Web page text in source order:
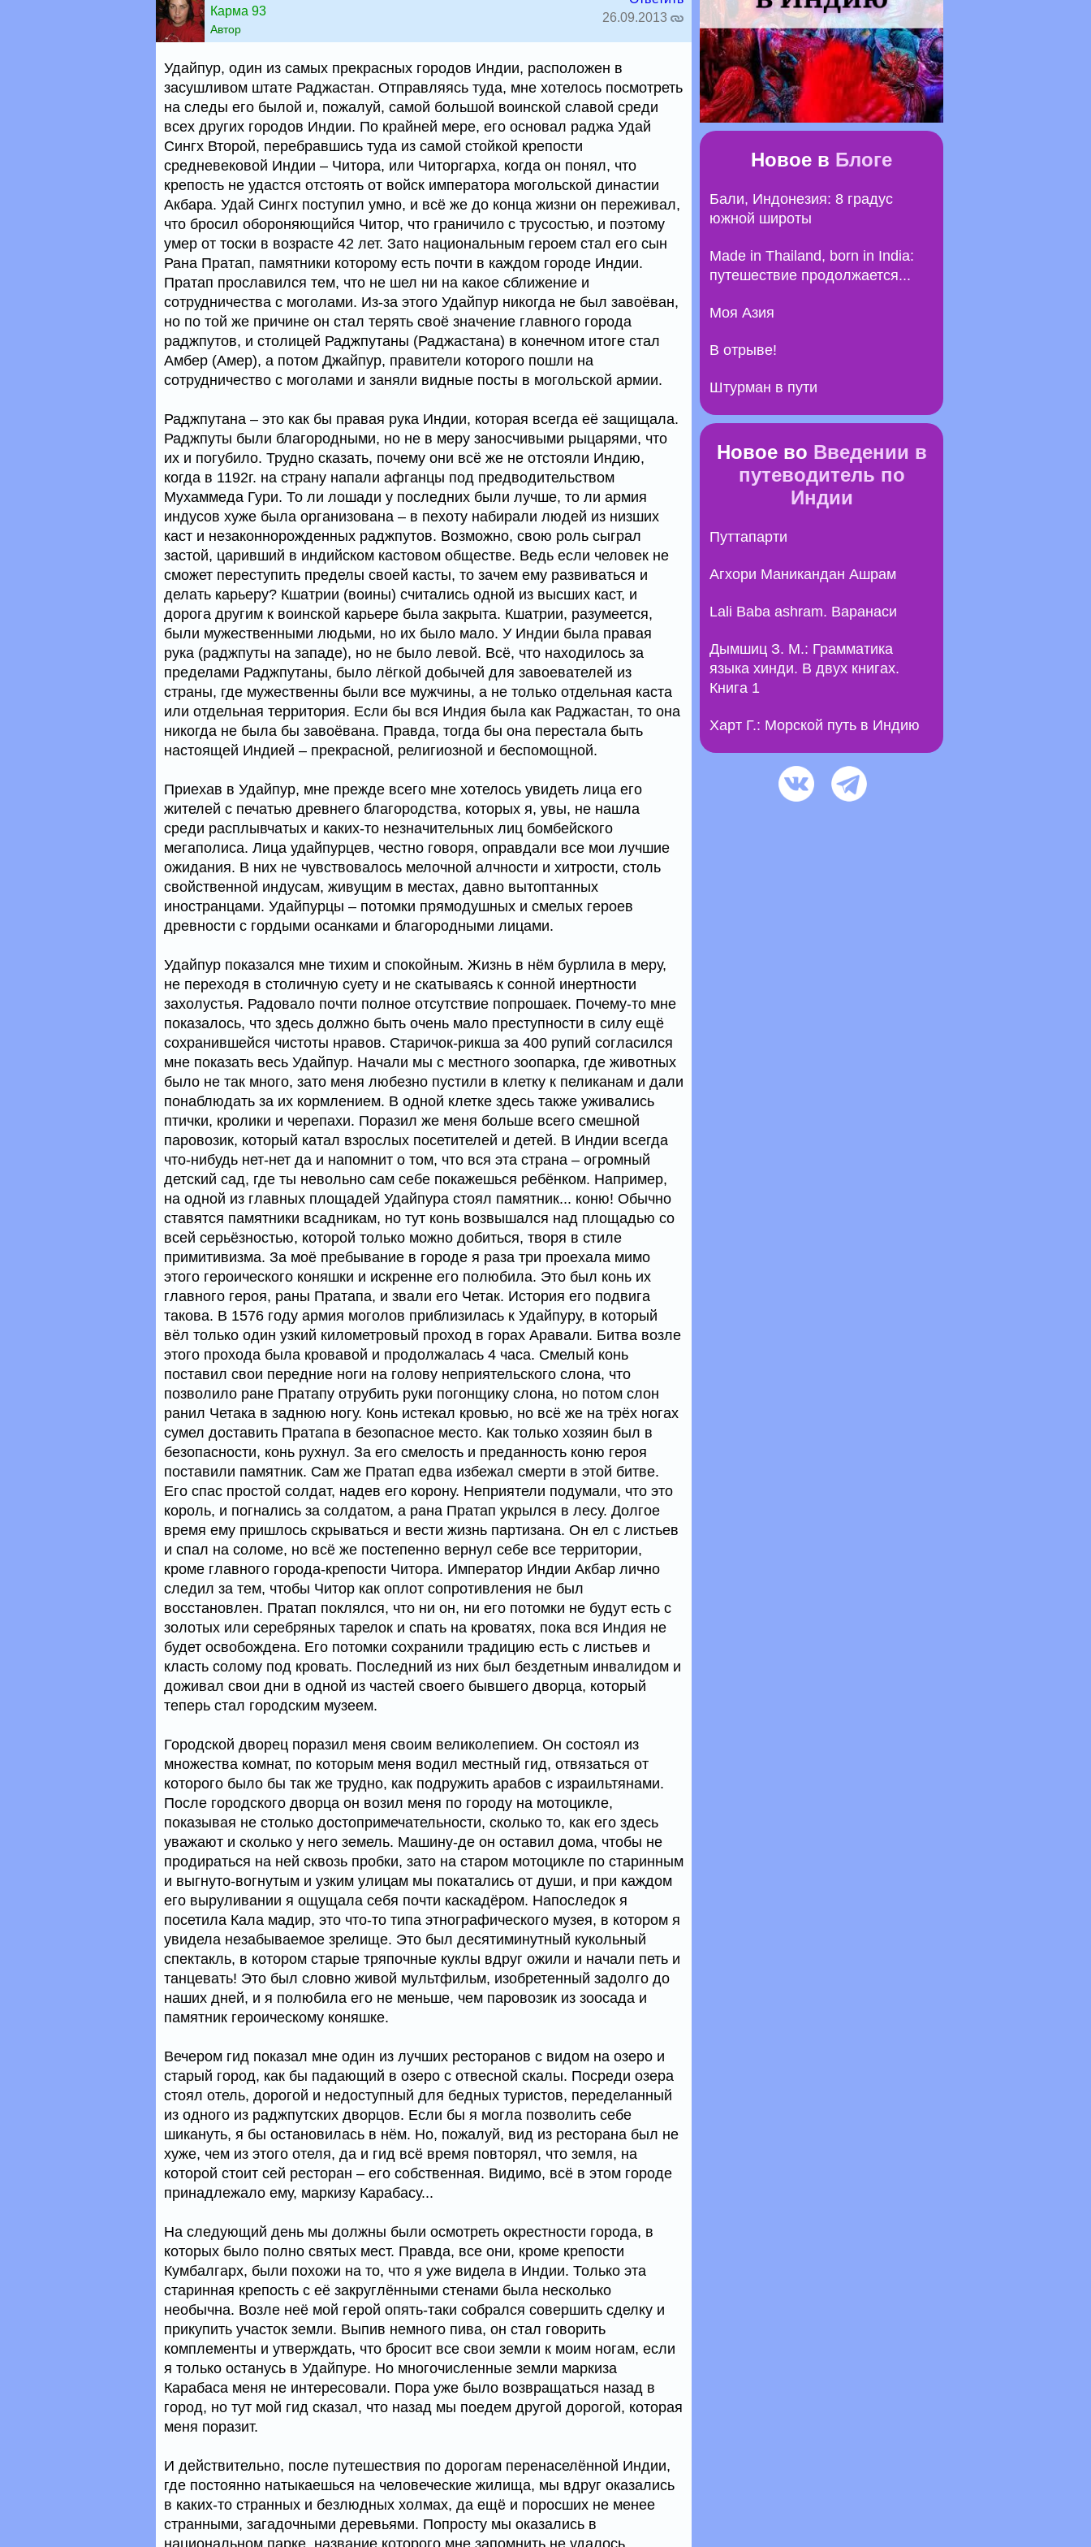
Карма 93
Автор
26.09.2013
Удайпур, один из самых прекрасных городов Индии, расположен в
засушливом штате Раджастан. Отправляясь туда, мне хотелось посмотреть
на следы его былой и, пожалуй, самой большой воинской славой среди
всех других городов Индии. По крайней мере, его основал раджа Удай
Cингх Второй, перебравшись туда из самой стойкой крепости
средневековой Индии – Читора, или Читоргарха, когда он понял, что
крепость не удастся отстоять от войск императора могольской династии
Акбара. Удай Сингх поступил умно, и всё же до конца жизни он переживал,
что бросил обороняющийся Читор, что граничило с трусостью, и поэтому
умер от тоски в возрасте 42 лет. Зато национальным героем стал его сын
Рана Пратап, памятники которому есть почти в каждом городе Индии.
Пратап прославился тем, что не шел ни на какое сближение и
сотрудничества с моголами. Из-за этого Удайпур никогда не был завоёван,
но по той же причине он стал терять своё значение главного города
раджпутов, и столицей Раджпутаны (Раджастана) в конечном итоге стал
Амбер (Амер), а потом Джайпур, правители которого пошли на
сотрудничество с моголами и заняли видные посты в могольской армии.
Раджпутана – это как бы правая рука Индии, которая всегда её защищала.
Раджпуты были благородными, но не в меру заносчивыми рыцарями, что
их и погубило. Трудно сказать, почему они всё же не отстояли Индию,
когда в 1192г. на страну напали афганцы под предводительством
Мухаммеда Гури. То ли лошади у последних были лучше, то ли армия
индусов хуже была организована – в пехоту набирали людей из низших
каст и незаконнорожденных раджпутов. Возможно, свою роль сыграл
застой, царивший в индийском кастовом обществе. Ведь если человек не
сможет переступить пределы своей касты, то зачем ему развиваться и
делать карьеру? Кшатрии (воины) считались одной из высших каст, и
дорога другим к воинской карьере была закрыта. Кшатрии, разумеется,
были мужественными людьми, но их было мало. У Индии была правая
рука (раджпуты на западе), но не было левой. Всё, что находилось за
пределами Раджпутаны, было лёгкой добычей для завоевателей из
страны, где мужественны были все мужчины, а не только отдельная каста
или отдельная территория. Если бы вся Индия была как Раджастан, то она
никогда не была бы завоёвана. Правда, тогда бы она перестала быть
настоящей Индией – прекрасной, религиозной и беспомощной.
Приехав в Удайпур, мне прежде всего мне хотелось увидеть лица его
жителей с печатью древнего благородства, которых я, увы, не нашла
среди расплывчатых и каких-то незначительных лиц бомбейского
мегаполиса. Лица удайпурцев, честно говоря, оправдали все мои лучшие
ожидания. В них не чувствовалось мелочной алчности и хитрости, столь
свойственной индусам, живущим в местах, давно вытоптанных
иностранцами. Удайпурцы – потомки прямодушных и смелых героев
древности с гордыми осанками и благородными лицами.
Удайпур показался мне тихим и спокойным. Жизнь в нём бурлила в меру,
не переходя в столичную суету и не скатываясь к сонной инертности
захолустья. Радовало почти полное отсутствие попрошаек. Почему-то мне
показалось, что здесь должно быть очень мало преступности в силу ещё
сохранившейся чистоты нравов. Старичок-рикша за 400 рупий согласился
мне показать весь Удайпур. Начали мы с местного зоопарка, где животных
было не так много, зато меня любезно пустили в клетку к пеликанам и дали
понаблюдать за их кормлением. В одной клетке здесь также уживались
птички, кролики и черепахи. Поразил же меня больше всего смешной
паровозик, который катал взрослых посетителей и детей. В Индии всегда
что-нибудь нет-нет да и напомнит о том, что вся эта страна – огромный
детский сад, где ты невольно сам себе покажешься ребёнком. Например,
на одной из главных площадей Удайпура стоял памятник... коню! Обычно
ставятся памятники всадникам, но тут конь возвышался над площадью со
всей серьёзностью, которой только можно добиться, творя в стиле
примитивизма. За моё пребывание в городе я раза три проехала мимо
этого героического коняшки и искренне его полюбила. Это был конь их
главного героя, раны Пратапа, и звали его Четак. История его подвига
такова. В 1576 году армия моголов приблизилась к Удайпуру, в который
вёл только один узкий километровый проход в горах Аравали. Битва возле
этого прохода была кровавой и продолжалась 4 часа. Смелый конь
поставил свои передние ноги на голову неприятельского слона, что
позволило ране Пратапу отрубить руки погонщику слона, но потом слон
ранил Четака в заднюю ногу. Конь истекал кровью, но всё же на трёх ногах
сумел доставить Пратапа в безопасное место. Как только хозяин был в
безопасности, конь рухнул. За его смелость и преданность коню героя
поставили памятник. Сам же Пратап едва избежал смерти в этой битве.
Его спас простой солдат, надев его корону. Неприятели подумали, что это
король, и погнались за солдатом, а рана Пратап укрылся в лесу. Долгое
время ему пришлось скрываться и вести жизнь партизана. Он ел с листьев
и спал на соломе, но всё же постепенно вернул себе все территории,
кроме главного города-крепости Читора. Император Индии Акбар лично
следил за тем, чтобы Читор как оплот сопротивления не был
восстановлен. Пратап поклялся, что ни он, ни его потомки не будут есть с
золотых или серебряных тарелок и спать на кроватях, пока вся Индия не
будет освобождена. Его потомки сохранили традицию есть с листьев и
класть солому под кровать. Последний из них был бездетным инвалидом и
доживал свои дни в одной из частей своего бывшего дворца, который
теперь стал городским музеем.
Городской дворец поразил меня своим великолепием. Он состоял из
множества комнат, по которым меня водил местный гид, отвязаться от
которого было бы так же трудно, как подружить арабов с израильтянами.
После городского дворца он возил меня по городу на мотоцикле,
показывая не столько достопримечательности, сколько то, как его здесь
уважают и сколько у него земель. Машину-де он оставил дома, чтобы не
продираться на ней сквозь пробки, зато на старом мотоцикле по старинным
и выгнуто-вогнутым и узким улицам мы покатались от души, и при каждом
его выруливании я ощущала себя почти каскадёром. Напоследок я
посетила Кала мадир, это что-то типа этнографического музея, в котором я
увидела незабываемое зрелище. Это был десятиминутный кукольный
спектакль, в котором старые тряпочные куклы вдруг ожили и начали петь и
танцевать! Это был словно живой мультфильм, изобретенный задолго до
наших дней, и я полюбила его не меньше, чем паровозик из зоосада и
памятник героическому коняшке.
Вечером гид показал мне один из лучших ресторанов с видом на озеро и
старый город, как бы падающий в озеро с отвесной скалы. Посреди озера
стоял отель, дорогой и недоступный для бедных туристов, переделанный
из одного из раджпутских дворцов. Если бы я могла позволить себе
шикануть, я бы остановилась в нём. Но, пожалуй, вид из ресторана был не
хуже, чем из этого отеля, да и гид всё время повторял, что земля, на
которой стоит сей ресторан – его собственная. Видимо, всё в этом городе
принадлежало ему, маркизу Карабасу...
На следующий день мы должны были осмотреть окрестности города, в
которых было полно святых мест. Правда, все они, кроме крепости
Кумбалгарх, были похожи на то, что я уже видела в Индии. Только эта
старинная крепость с её закруглёнными стенами была несколько
необычна. Возле неё мой герой опять-таки собрался совершить сделку и
прикупить участок земли. Выпив немного пива, он стал говорить
комплементы и утверждать, что бросит все свои земли к моим ногам, если
я только останусь в Удайпуре. Но многочисленные земли маркиза
Карабаса меня не интересовали. Пора уже было возвращаться назад в
город, но тут мой гид сказал, что назад мы поедем другой дорогой, которая
меня поразит.
И действительно, после путешествия по дорогам перенаселённой Индии,
где постоянно натыкаешься на человеческие жилища, мы вдруг оказались
в каких-то странных и безлюдных холмах, да ещё и поросших не менее
странными, загадочными деревьями. Попросту мы оказались в
национальном парке, название которого мне запомнить не удалось.
Новое в Блоге
Бали, Индонезия: 8 градус
южной широты
Made in Thailand, born in India:
путешествие продолжается...
Моя Азия
В отрыве!
Штурман в пути
Новое во Введении в
путеводитель по
Индии
Путтапарти
Агхори Маникандан Ашрам
Lali Baba ashram. Варанаси
Дымшиц З. М.: Грамматика
языка хинди. В двух книгах.
Книга 1
Харт Г.: Морской путь в Индию